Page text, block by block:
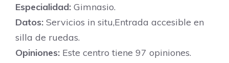
Especialidad: Gimnasio.
Datos: Servicios in situ,Entrada accesible en
silla de ruedas.
Opiniones: Este centro tiene 97 opiniones.